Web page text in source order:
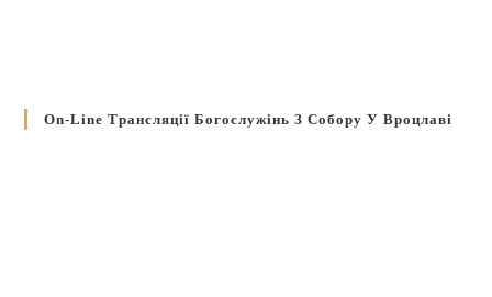
On-Line Трансляції Богослужінь З Собору У Вроцлаві